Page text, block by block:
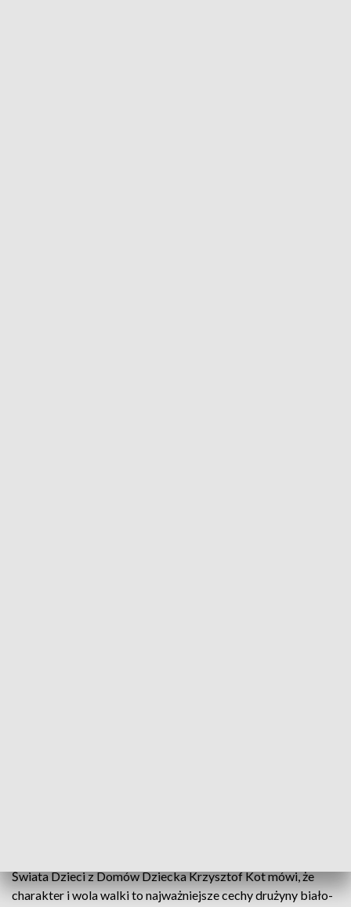
Świata Dzieci z Domów Dziecka Krzysztof Kot mówi, że
charakter i wola walki to najważniejsze cechy drużyny biało-